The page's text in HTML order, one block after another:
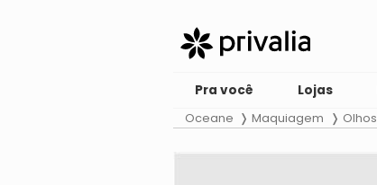
Pra você Lojas
Oceane Maquiagem Olhos